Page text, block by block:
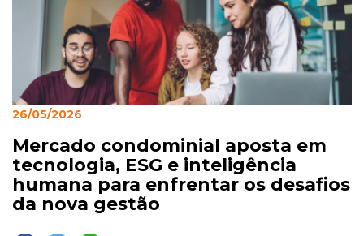
26/05/2026
Mercado condominial aposta em
tecnologia, ESG e inteligência
humana para enfrentar os desafios
da nova gestão